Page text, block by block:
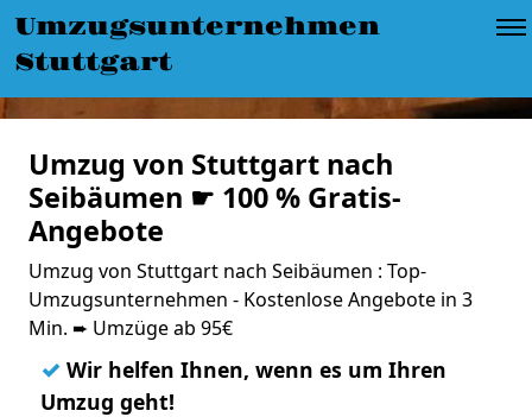
Umzugsunternehmen
Stuttgart
Umzug von Stuttgart nach
Seibäumen ☛ 100 % Gratis-
Angebote
Umzug von Stuttgart nach Seibäumen : Top-
Umzugsunternehmen - Kostenlose Angebote in 3
Min. ➨ Umzüge ab 95€
✓ Wir helfen Ihnen, wenn es um Ihren
Umzug geht!